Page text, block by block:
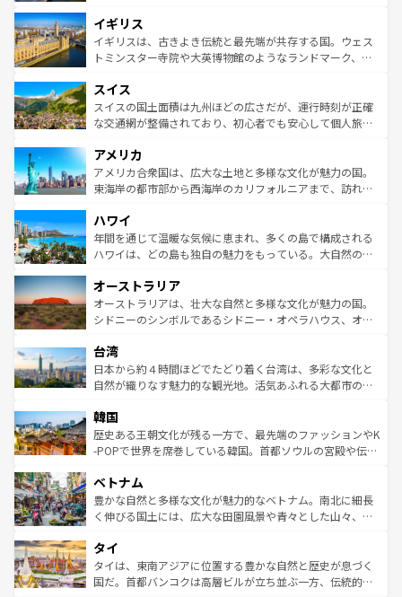
いる。シャンパンの発祥地であるランス、プロヴァンスの
香り高いラベンダー畑など、多彩な楽しみ方が可能だ。さ
らに、パリ以外の地域にも魅力が溢れており、どの街角に
れる地方に足を運ぶとそれぞれで全く異なる文化を体験で
きるだろう。 なお、新着のフランス情報はコンテンツ一覧
を参照してほしい。
顔を持つこの国は、どこを歩いても飽きることがない。ベ
ルリンの文化的活気、バイエルン州のアルプスの絶景、そ
してライン川沿いのワイン畑といった風景は必見。ビール
は、お酒好きな人にはぜひ体験してほしい。 なお、新着の
ドイツ情報はコンテンツ一覧を参照してほしい。
イギリス
イギリスは、古きよき伝統と最先端が共存する国。ウェス
トミンスター寺院や大英博物館のようなランドマーク、歴
リアごとに異なる魅力がある。また、優雅なアフタヌーン
ティー、ビール好きにはたまらない英国パブ、サッカー観
戦など、本場だからこそできる体験も豊富。イギリスを旅
ンツ一覧を参照してほしい。
スイス
スイスの国土面積は九州ほどの広さだが、運行時刻が正確
な交通網が整備されており、初心者でも安心して個人旅行
の建物がそのまま残る町や、スイスならではのユニークな
博物館もあり、アルプス観光だけでなく町歩きも満喫する
ことができる。国民の所得が高いため物価も高いが、旅行
ば市内交通費無料で観光を楽しむこともできる。 なお、新
着のスイス情報はコンテンツ一覧 を参照してほしい。
アメリカ
アメリカ合衆国は、広大な土地と多様な文化が魅力の国。
東海岸の都市部から西海岸のカリフォルニアまで、訪れる
のような巨大都市は、観光、ショッピング、エンターテイ
ンメントが詰まった刺激的なスポットだ。一方、アメリカ
西部には大自然が広がり、グランドキャニオンやイエロー
部のニューオーリンズでは、音楽と美食が融合した独特の
文化が魅力。旅行者はアメリカの各地域で異なる魅力を楽
しみながら、その多様性と豊かな歴史を感じることができ
ならではの贅沢な旅のスタイルだ。 なお、新着のアメリカ
情報はコンテンツ一覧を参照してほしい。
ハワイ
年間を通じて温暖な気候に恵まれ、多くの島で構成される
ハワイは、どの島も独自の魅力をもっている。大自然の神
ワイ島は見逃せない。また、定番の観光地といえばオアフ
島だが、静かな自然を求めるならマウイ島やカウアイ島が
おすすめ。エメラルドグリーンに輝く海をはじめ、豊かな
れるおもてなしの心で訪れる人々を迎えてくれるハワイの
人々、おいしいローカルフードやハワイアンミュージッ
ク、伝統的なフラダンスなど、すべてがハワイの魅力を彩
ワイを、存分に味わってほしい。 なお、新着のハワイ情報
はコンテンツ一覧を参照してほしい。
オーストラリア
オーストラリアは、壮大な自然と多様な文化が魅力の国。
シドニーのシンボルであるシドニー・オペラハウス、オー
リアリーフや大陸中央部にそびえるウルル（エアーズロッ
ク）、タスマニアの美しい原生林やケアンズの熱帯雨林な
ど、見どころがたくさん。また、カフェやワイン、オージ
いる。アクティビティも充実しており、サーフィンやダイ
ビング、ハイキングなど、アウトドア好きにはたまらな
い。オーストラリアの多彩な魅力を存分に味わいつくそ
参照してほしい。
台湾
日本から約４時間ほどでたどり着く台湾は、多彩な文化と
自然が織りなす魅力的な観光地。活気あふれる大都市の台
ン）、静ひつな山岳地帯である台湾東部など、都市の喧騒
と山間の静けさが共存しており、訪れる人に新しい発見と
驚きをもたらしてくれる。また、奥深い台湾の食文化も魅
容にもいいと評判のスイーツなど、バラエティ豊かな料理
が味わえる。 なお、新着の台湾情報は コンテンツ一覧を参
照してほしい。
韓国
歴史ある王朝文化が残る一方で、最先端のファッションやK
-POPで世界を席巻している韓国。首都ソウルの宮殿や伝統
き、地方に足を延ばせば四季折々の自然美を楽しむことが
できる。そして、キムチや焼肉、絶品のストリートフード
まで、さまざまな韓国料理が待っている。夜には、韓国な
リティに包まれながら、韓国の多彩な魅力を心ゆくまで味
わってみてほしい。 なお、新着の韓国情報はコンテンツ一
覧を参照してほしい。
ベトナム
豊かな自然と多様な文化が魅力的なベトナム。南北に細長
く伸びる国土には、広大な田園風景や青々とした山々、世
急速な発展と共に伝統が息づく。ハノイの古い町並みやホ
ーチミン市のフランス統治時代の建物も、独特の雰囲気を
醸し出している。また、バラエティの豊かさとおいしさで
タイ
タイは、東南アジアに位置する豊かな自然と歴史が息づく
国だ。首都バンコクは高層ビルが立ち並ぶ一方、伝統的な